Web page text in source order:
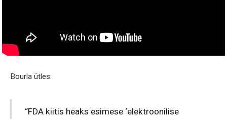
Bourla ütles:
“FDA kiitis heaks esimese ‘elektroonilise